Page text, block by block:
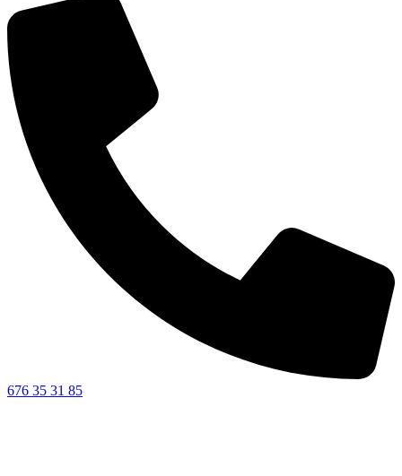
676 35 31 85